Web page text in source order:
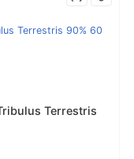
Terrestris